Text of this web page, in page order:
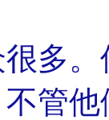
。
管